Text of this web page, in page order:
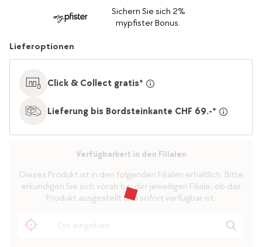
Sichern Sie sich 2%
mypfister Bonus.
Lieferoptionen
Click & Collect gratis*
Lieferung bis Bordsteinkante CHF 69.-*
Verfügbarkeit in den Filialen
Dieses Produkt ist in den folgenden Filialen erhältlich. Bitte
erkundigen Sie sich vorab bei der jeweiligen Filiale, ob das
Produkt ausgestellt und sofort verfügbar ist.